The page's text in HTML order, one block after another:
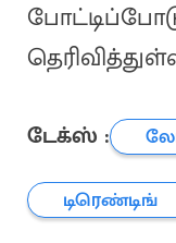
டேக்ஸ் :
டிரெண்டிங்